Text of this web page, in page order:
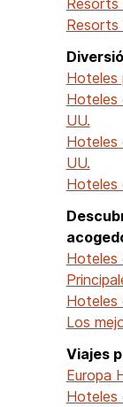
Resorts
Hoteles
Hoteles
UU.
Hoteles
UU.
Hoteles
Hoteles
Hoteles
Los
Viajes
Europa
Hoteles